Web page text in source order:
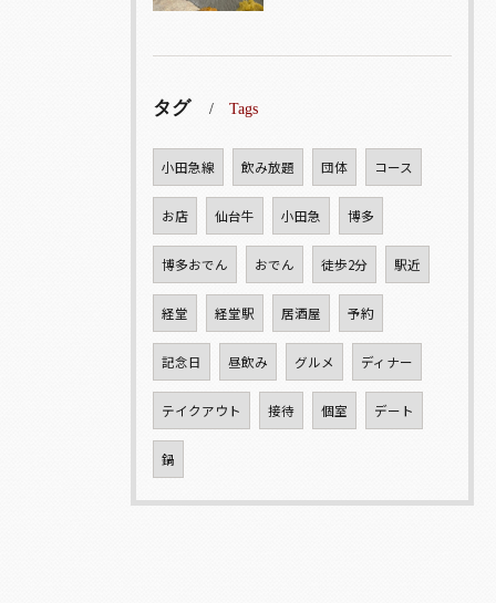
タグ Tags
小田急線 飲み放題 団体 コース
お店 仙台牛 小田急 博多
博多おでん おでん 徒歩2分 駅近
経堂 経堂駅 居酒屋 予約
記念日 昼飲み グルメ ディナー
テイクアウト 接待 個室 デート
鍋